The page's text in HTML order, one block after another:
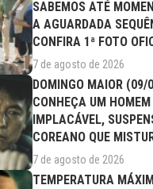
SABEMOS ATÉ
A AGUARDADA
CONFIRA 1ª FOTO
ELENCO!
7 de agosto de 2026
DOMINGO MAIOR (09/
CONHEÇA UM HOMEM
IMPLACÁVEL,
COREANO QUE
DRAMA FAMILIAR
7 de agosto de 2026
TEMPERATURA